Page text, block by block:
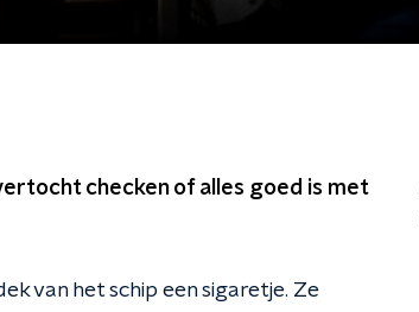
checken of alles goed is met
van het schip een sigaretje. Ze